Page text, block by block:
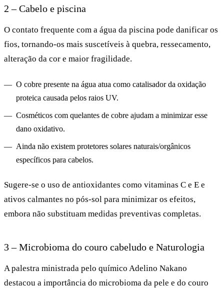
2 – Cabelo e piscina
O contato frequente com a água da piscina pode danificar os
fios, tornando-os mais suscetíveis à quebra, ressecamento,
alteração da cor e maior fragilidade.
O cobre presente na água atua como catalisador da oxidação
proteica causada pelos raios UV.
Cosméticos com quelantes de cobre ajudam a minimizar esse
dano oxidativo.
Ainda não existem protetores solares naturais/orgânicos
específicos para cabelos.
Sugere-se o uso de antioxidantes como vitaminas C e E e
ativos calmantes no pós-sol para minimizar os efeitos,
embora não substituam medidas preventivas completas.
3 – Microbioma do couro cabeludo e Naturologia
A palestra ministrada pelo químico Adelino Nakano
destacou a importância do microbioma da pele e do couro